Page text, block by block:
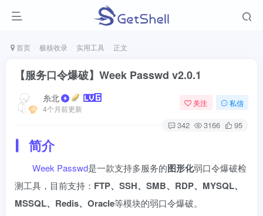
首页 极核收录 实用工具 正文
【服务口令爆破】Week Passwd v2.0.1
糸北
4个月前更新
关注 私信
342 3166 95
简介
Week Passwd是一款支持多服务的图形化弱口令爆破检
测工具，目前支持： FTP、SSH、SMB、RDP、MYSQL、
MSSQL、Redis、Oracle等模块的弱口令爆破。